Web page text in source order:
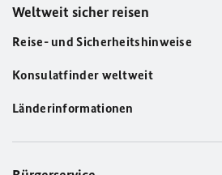
Weltweit sicher reisen
Reise- und Sicherheitshinweise
Konsulatfinder weltweit
Länderinformationen